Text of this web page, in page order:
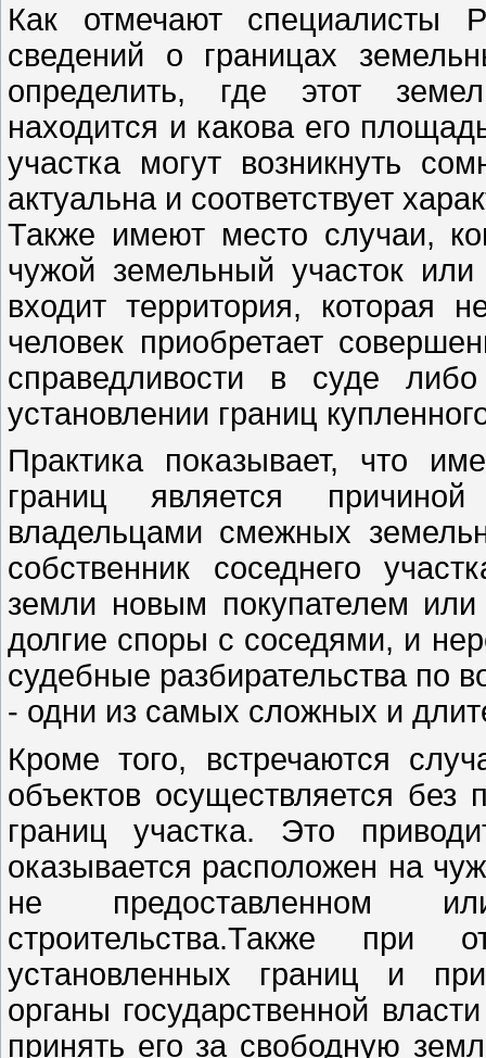
Как отмечают специалисты
сведений о границах
определить, где этот
находится и какова его
участка могут возникнуть
актуальна и соответствует
Также имеют место случаи,
чужой земельный участок
входит территория, которая
человек приобретает
справедливости в суде
установлении границ
Практика показывает, что
границ является
владельцами смежных
собственник соседнего
земли новым покупателем
долгие споры с соседями, и
судебные разбирательства по
- одни из самых сложных и
Кроме того, встречаются
объектов осуществляется без
границ участка. Это
оказывается расположен на
не предоставленном
строительства.Также при
установленных границ и
органы государственной
принять его за свободную